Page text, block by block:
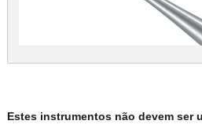
Estes instrumentos não devem ser